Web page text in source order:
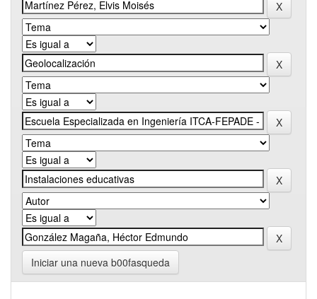
Iniciar una nueva b00fasqueda